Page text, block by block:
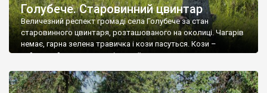
Голубече. Старовинний цвинтар
Величезний респект громаді села Голубече за стан
старовинного цвинтаря, розташованого на околиці. Чагарів
немає, гарна зелена травичка і кози пасуться. Кози –
найкращий регулятор шкідливої, для старих кладовищ,
бруньками, кози ті бруньки обгризають, бо то улюблений
делікатес. На цвинтарі у Голубечому ціла колекція